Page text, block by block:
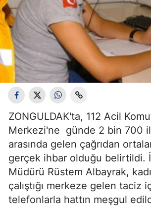
ZONGULDAK'ta, 112 Acil
Merkezi'ne günde 2 bin 700
arasında gelen çağrıdan
gerçek ihbar olduğu belirtildi.
Müdürü Rüstem Albayrak,
çalıştığı merkeze gelen taciz
telefonlarla hattın meşgul